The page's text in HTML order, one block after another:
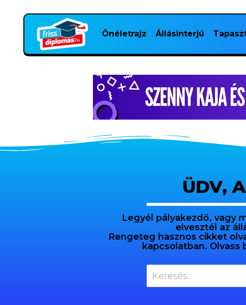
Önéletrajz Állásinterjú
ÜDV,
Legyél pályakezdő, vagy
elvesztél az
Rengeteg hasznos cikket
kapcsolatban.